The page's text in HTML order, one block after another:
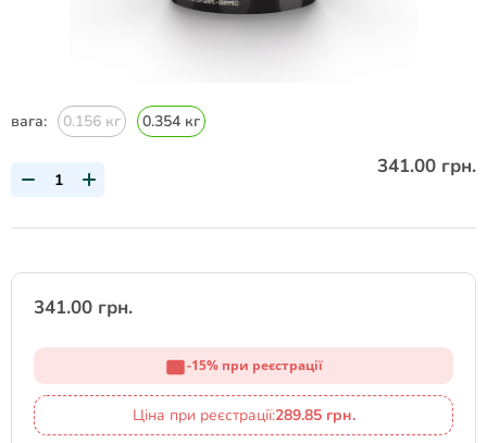
вага: 0.156 кг 0.354 кг
341.00 грн.
341.00 грн.
-15% при реєстрації
Ціна при реєстрації:289.85 грн.